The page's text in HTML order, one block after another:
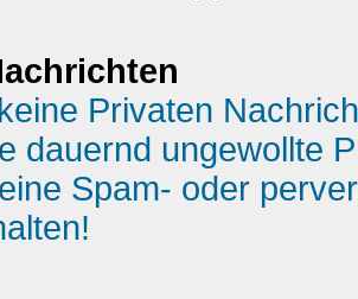
Privaten
dauernd ungewollte
Spam- oder